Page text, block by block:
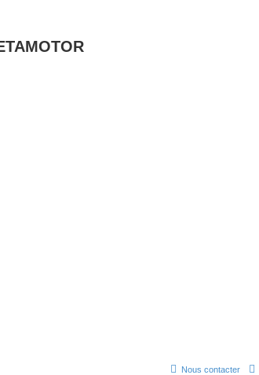
Nous contacter